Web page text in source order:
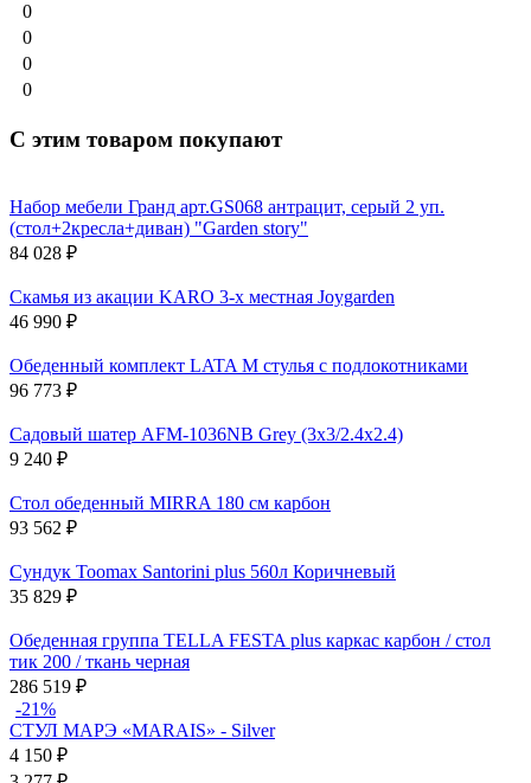
0
0
0
0
С этим товаром покупают
Набор мебели Гранд арт.GS068 антрацит, серый 2 уп.
(стол+2кресла+диван) "Garden story"
84 028 ₽
Скамья из акации KARO 3-х местная Joygarden
46 990 ₽
Обеденный комплект LATA M стулья с подлокотниками
96 773 ₽
Садовый шатер AFM-1036NB Grey (3x3/2.4x2.4)
9 240 ₽
Стол обеденный MIRRA 180 см карбон
93 562 ₽
Сундук Toomax Santorini plus 560л Коричневый
35 829 ₽
Обеденная группа TELLA FESTA plus каркас карбон / стол
тик 200 / ткань черная
286 519 ₽
-21%
СТУЛ МАРЭ «MARAIS» - Silver
4 150 ₽